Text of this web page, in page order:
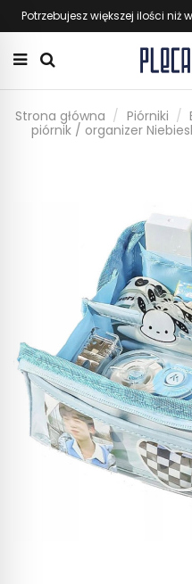
Potrzebujesz większej ilości
Strona główna Piórniki
piórnik / organizer